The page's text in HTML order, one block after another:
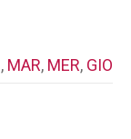
, MAR, MER, GIO